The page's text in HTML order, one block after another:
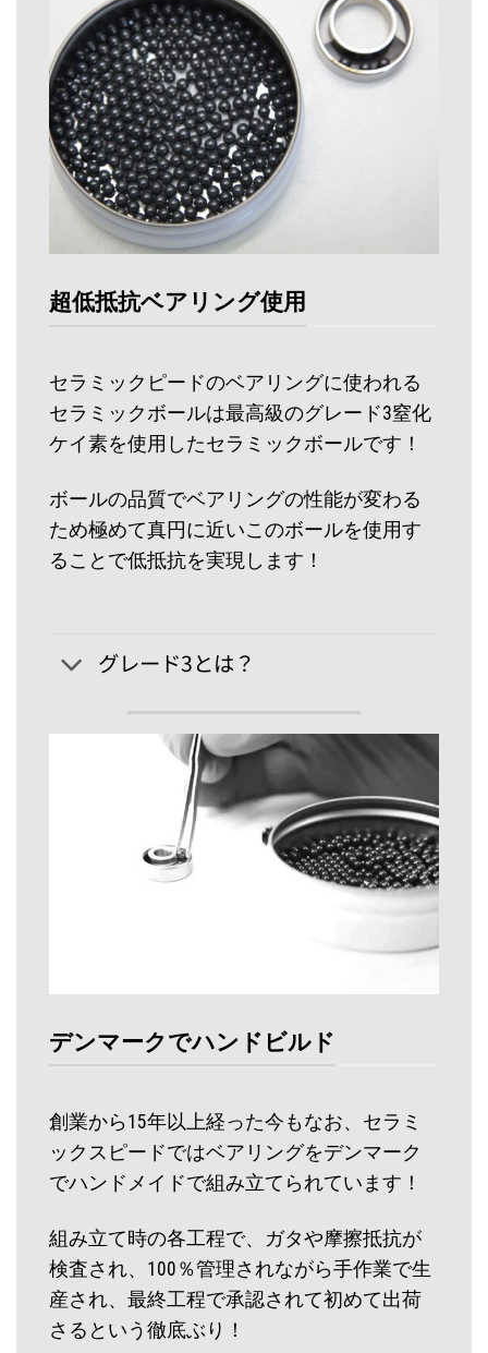
超低抵抗ベアリング使用
セラミックピードのベアリングに使われる
セラミックボールは最高級のグレード3窒化
ケイ素を使用したセラミックボールです！
ボールの品質でベアリングの性能が変わる
ため極めて真円に近いこのボールを使用す
ることで低抵抗を実現します！
グレード3とは？
デンマークでハンドビルド
創業から15年以上経った今もなお、セラミ
ックスピードではベアリングをデンマーク
でハンドメイドで組み立てられています！
組み立て時の各工程で、ガタや摩擦抵抗が
検査され、100％管理されながら手作業で生
産され、最終工程で承認されて初めて出荷
さるという徹底ぶり！